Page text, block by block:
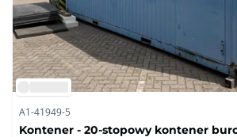
A1-41949-5
Kontener - 20-stopowy kontener